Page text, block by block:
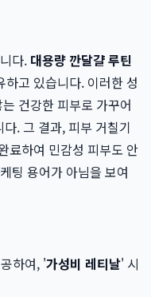
다. 대용량 깐달걀 루틴
고 있습니다. 이러한 성
건강한 피부로 가꾸어
. 그 결과, 피부 거칠기
료하여 민감성 피부도 안
팅 용어가 아님을 보여
하여, '가성비 레티날' 시